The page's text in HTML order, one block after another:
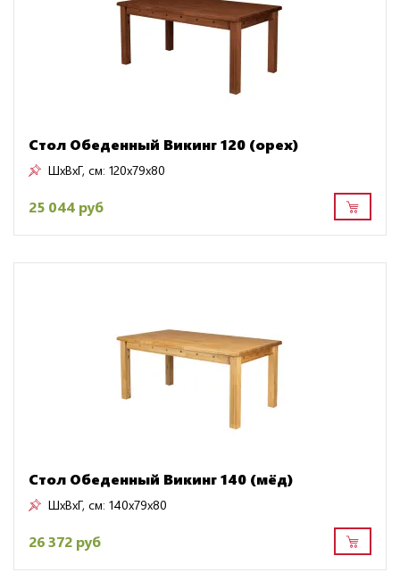
Стол Обеденный Викинг 120 (орех)
ШxВxГ, см: 120x79x80
25 044 руб
Стол Обеденный Викинг 140 (мёд)
ШxВxГ, см: 140x79x80
26 372 руб